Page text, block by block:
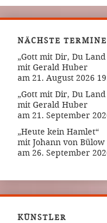
NÄCHSTE TERMINE
„Gott mit Dir, Du
mit Gerald Huber
am 21. August 2026
„Gott mit Dir, Du
mit Gerald Huber
am 21. September
„Heute kein Hamlet“
mit Johann von
am 26. September
KÜNSTLER